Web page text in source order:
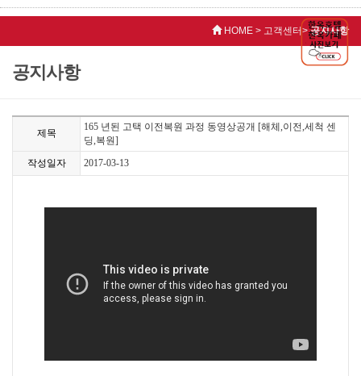
HOME > 고객센터>공지사항
공지사항
제목
165 년된 고택 이전복원 과정 동영상공개 [해체,이전,세척 센
딩,복원]
작성일자
2017-03-13